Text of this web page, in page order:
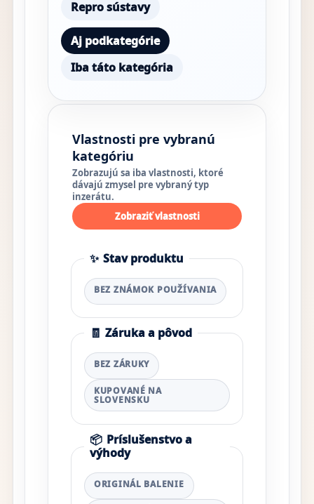
Repro sústavy
Aj podkategórie
Iba táto kategória
Vlastnosti pre vybranú
kategóriu
Zobrazujú sa iba vlastnosti, ktoré
dávajú zmysel pre vybraný typ
inzerátu.
Zobraziť vlastnosti
✨ Stav produktu
BEZ ZNÁMOK POUŽÍVANIA
🧾 Záruka a pôvod
BEZ ZÁRUKY
KUPOVANÉ NA
SLOVENSKU
📦 Príslušenstvo a
výhody
ORIGINÁL BALENIE